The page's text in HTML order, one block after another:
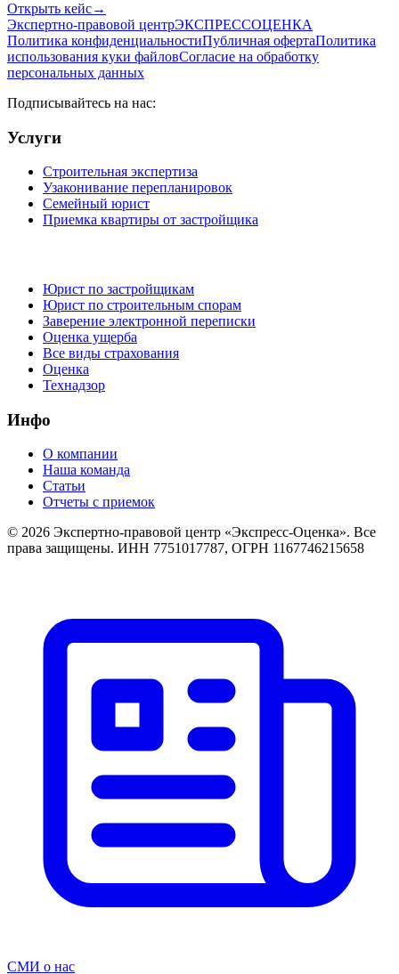
Открыть кейс→
Экспертно-правовой центрЭКСПРЕССОЦЕНКА
Политика конфиденциальностиПубличная офертаПолитика
использования куки файловСогласие на обработку
персональных данных
Подписывайтесь на нас:
Услуги
Строительная экспертиза
Узаконивание перепланировок
Семейный юрист
Приемка квартиры от застройщика
Юрист по застройщикам
Юрист по строительным спорам
Заверение электронной переписки
Оценка ущерба
Все виды страхования
Оценка
Технадзор
Инфо
О компании
Наша команда
Статьи
Отчеты с приемок
© 2026 Экспертно-правовой центр «Экспресс-Оценка». Все
права защищены. ИНН 7751017787, ОГРН 1167746215658
СМИ о нас